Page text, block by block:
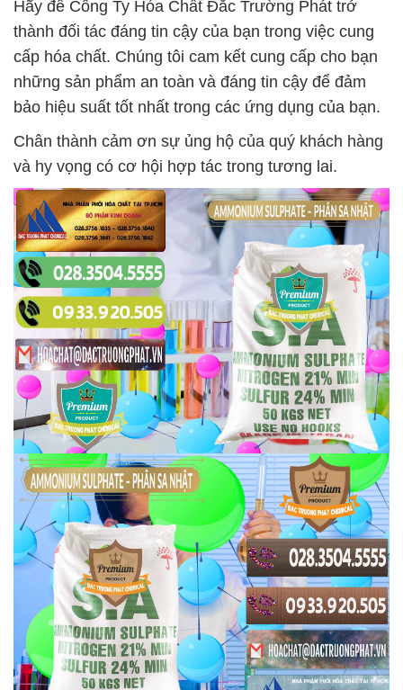
Hãy để Công Ty Hóa Chất Đắc Trường Phát trở
thành đối tác đáng tin cậy của bạn trong việc cung
cấp hóa chất. Chúng tôi cam kết cung cấp cho bạn
những sản phẩm an toàn và đáng tin cậy để đảm
bảo hiệu suất tốt nhất trong các ứng dụng của bạn.
Chân thành cảm ơn sự ủng hộ của quý khách hàng
và hy vọng có cơ hội hợp tác trong tương lai.